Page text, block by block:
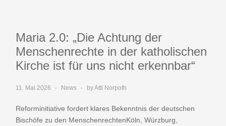
Maria 2.0: „Die Achtung der
Menschenrechte in der katholischen
Kirche ist für uns nicht erkennbar“
11. Mai 2026 News by Atti Norpoth
Reforminitiative fordert klares Bekenntnis der deutschen
Bischöfe zu den MenschenrechtenKöln, Würzburg,